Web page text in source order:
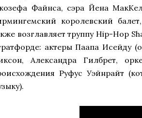
Файнса, сэра Йена
королевский
возглавляет труппу Hip-Hop
актеры Паапа Исейду
Александра Гилбрет,
Руфус Уэйнрайт